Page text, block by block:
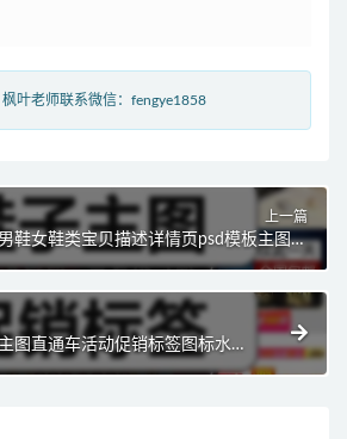
枫叶老师联系微信：fengye1858
上一篇
鞋女鞋类宝贝描述详情页psd模板主图直
通车运动鞋首页海报素材
图直通车活动促销标签图标水印